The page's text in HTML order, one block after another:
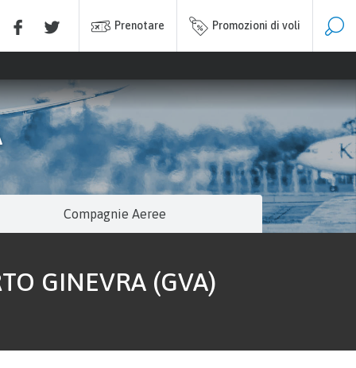
Prenotare Promozioni di voli
Compagnie Aeree
GINEVRA (GVA)